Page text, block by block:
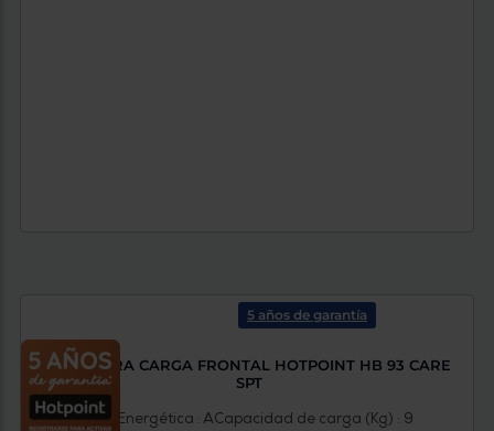
5 años de garantía
LAVADORA CARGA FRONTAL HOTPOINT HB 93 CARE
SPT
Clasificación Energética : ACapacidad de carga (Kg) : 9